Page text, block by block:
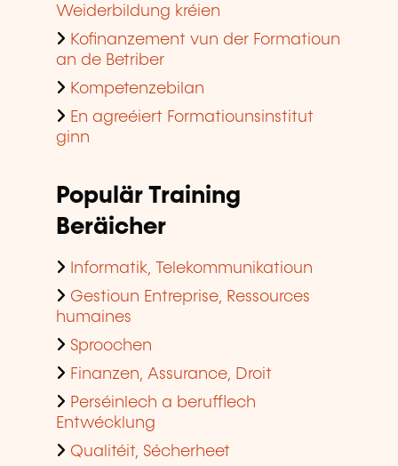
Weiderbildung kréien
Kofinanzement vun der Formatioun
an de Betriber
Kompetenzebilan
En agreéiert Formatiounsinstitut
ginn
Populär Training
Beräicher
Informatik, Telekommunikatioun
Gestioun Entreprise, Ressources
humaines
Sproochen
Finanzen, Assurance, Droit
Perséinlech a berufflech
Entwécklung
Qualitéit, Sécherheet